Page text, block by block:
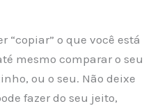
“copiar” o que você está
mesmo comparar o seu
ou o seu. Não deixe
fazer do seu jeito,